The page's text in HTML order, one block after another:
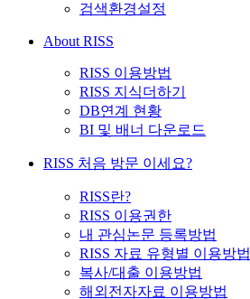
검색환경설정
About RISS
RISS 이용방법
RISS 지식더하기
DB연계 현황
BI 및 배너 다운로드
RISS 처음 방문 이세요?
RISS란?
RISS 이용권한
내 관심논문 등록방법
RISS 자료 유형별 이용방법
복사/대출 이용방법
해외전자자료 이용방법